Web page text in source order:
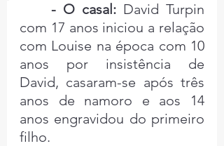
- O casal: David Turpin
com 17 anos iniciou a relação
com Louise na época com 10
anos por insistência de
David, casaram-se após três
anos de namoro e aos 14
anos engravidou do primeiro
filho.